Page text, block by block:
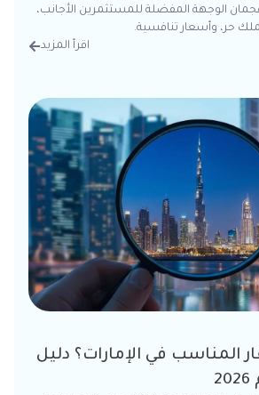
الوجهة المفضلة للمستثمرين الأجانب،
حر، وأسعار تنافسية.
اقرأ المزيد
المناسب في الإمارات؟ دليل